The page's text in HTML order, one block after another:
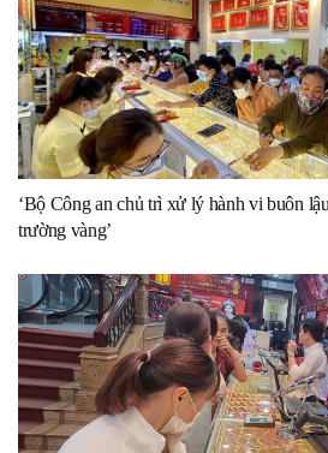
‘Bộ Công an chủ trì xử lý hành vi buôn
trường vàng’